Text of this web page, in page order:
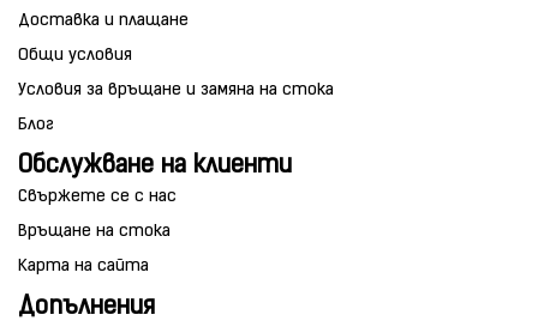
Доставка и плащане
Общи условия
Условия за връщане и замяна на стока
Блог
Обслужване на клиенти
Свържете се с нас
Връщане на стока
Карта на сайта
Допълнения